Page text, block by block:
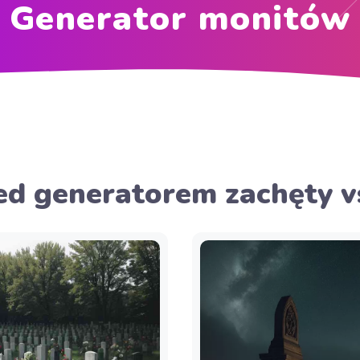
Generator monitów
generatorem zachęty